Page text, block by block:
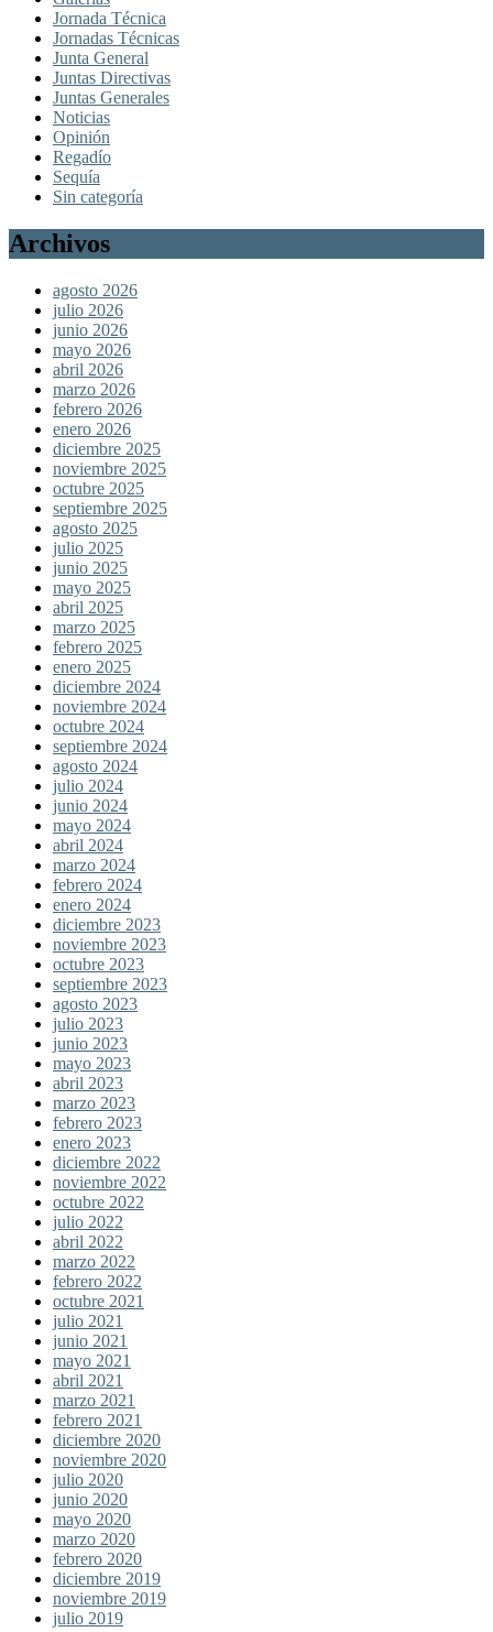
Jornada Técnica
Jornadas Técnicas
Junta General
Juntas Directivas
Juntas Generales
Noticias
Opinión
Regadío
Sequía
Sin categoría
Archivos
agosto 2026
julio 2026
junio 2026
mayo 2026
abril 2026
marzo 2026
febrero 2026
enero 2026
diciembre 2025
noviembre 2025
octubre 2025
septiembre 2025
agosto 2025
julio 2025
junio 2025
mayo 2025
abril 2025
marzo 2025
febrero 2025
enero 2025
diciembre 2024
noviembre 2024
octubre 2024
septiembre 2024
agosto 2024
julio 2024
junio 2024
mayo 2024
abril 2024
marzo 2024
febrero 2024
enero 2024
diciembre 2023
noviembre 2023
octubre 2023
septiembre 2023
agosto 2023
julio 2023
junio 2023
mayo 2023
abril 2023
marzo 2023
febrero 2023
enero 2023
diciembre 2022
noviembre 2022
octubre 2022
julio 2022
abril 2022
marzo 2022
febrero 2022
octubre 2021
julio 2021
junio 2021
mayo 2021
abril 2021
marzo 2021
febrero 2021
diciembre 2020
noviembre 2020
julio 2020
junio 2020
mayo 2020
marzo 2020
febrero 2020
diciembre 2019
noviembre 2019
julio 2019